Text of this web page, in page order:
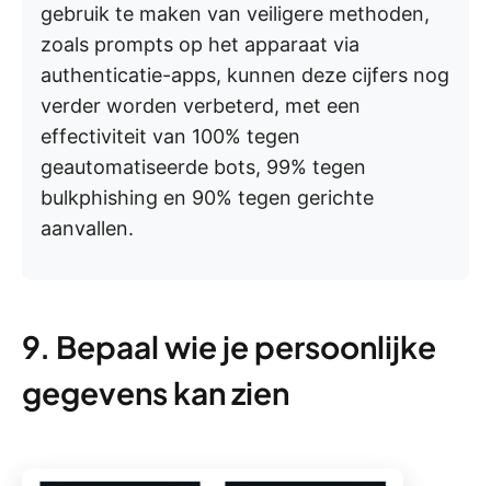
gebruik te maken van veiligere methoden,
zoals prompts op het apparaat via
authenticatie-apps, kunnen deze cijfers nog
verder worden verbeterd, met een
effectiviteit van 100% tegen
geautomatiseerde bots, 99% tegen
bulkphishing en 90% tegen gerichte
aanvallen.
9. Bepaal wie je persoonlijke
gegevens kan zien